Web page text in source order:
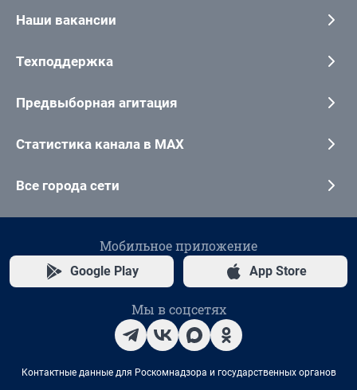
Наши вакансии
Техподдержка
Предвыборная агитация
Статистика канала в MAX
Все города сети
Мобильное приложение
Google Play App Store
Мы в соцсетях
Контактные данные для Роскомнадзора и государственных органов